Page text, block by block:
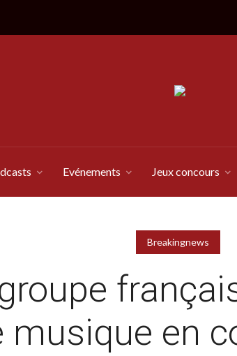
Evénements Jeux concours
Breakingnews
musique en